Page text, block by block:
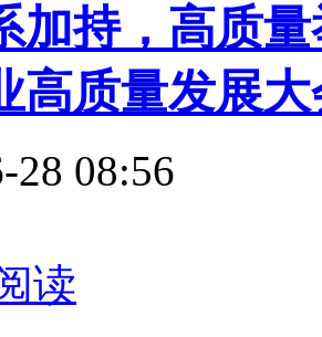
加持，高质
高质量发展大
28 08:56
读